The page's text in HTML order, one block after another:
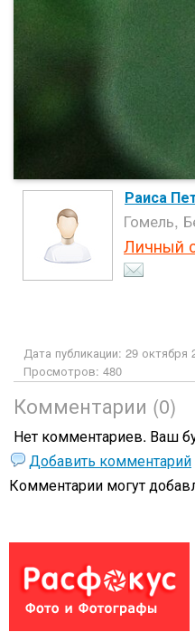
Раиса
Гомель,
Личный
Дата публикации: 29 октября
Просмотров: 480
Комментарии (0)
Нет комментариев. Ваш
Добавить комментарий
Комментарии могут